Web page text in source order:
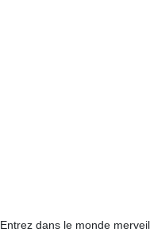
Entrez dans le monde